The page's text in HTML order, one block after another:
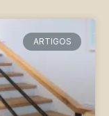
ARTIGOS